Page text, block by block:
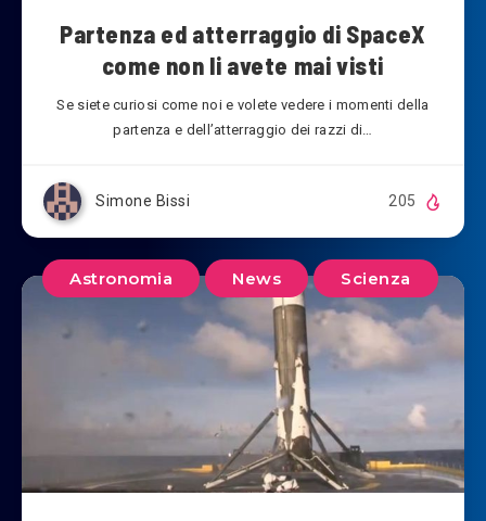
Partenza ed atterraggio di SpaceX
come non li avete mai visti
Se siete curiosi come noi e volete vedere i momenti della
partenza e dell’atterraggio dei razzi di…
Simone Bissi 205
Astronomia News Scienza